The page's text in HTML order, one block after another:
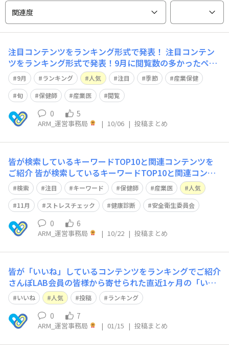
関連度
注目コンテンツをランキング形式で発表！ 注目コンテン
ツをランキング形式で発表！9月に閲覧数の多かったペー
ジをご紹介いたします！■コミュニティ第１位 Q&A｜
＜至急＞脳梗塞再発社員の就業継続について相談第２位
Q&A｜休養室の運用について教えてください第３位 Q&
A｜睡眠障害の受診勧奨への拒否感について■学習コンテ
ン
9月 ランキング 人気 注目 季節
産業保健
旬
保健師 産業医 閲覧
0 5
ARM_運営事務局 | 10/06 | 投稿まとめ
皆が検索しているキーワードTOP10と関連コンテンツを
ご紹介皆が検索しているキーワードTOP10と関連コンテ
ンツをご紹介さんぽLABのサイト内で”検索”ができるのは
ご存じでしょうか？本日は直近で検索数の多かったキーワ
ードTOP10をご紹介します！ランキング検索ワード🥇 1位
ストレスチェック🥈 2位健康診断🥉 3位安全衛生委員会4
位復職支援5位感染症6位長時間
検索 注目 キーワード 保健師 産業医
人気
11月
ストレスチェック 健康診断 安全衛生委員会
0 6
ARM_運営事務局 | 10/22 | 投稿まとめ
皆が「いいね」しているコンテンツをランキングでご紹介
さんぽLAB会員の皆様から寄せられた直近1ヶ月の「いい
ね」をランキング形式でまとめました！いま、現場の皆さ
んがどんなテーマに関心を寄せているのか——その“傾
向”がひと目で分かります。ぜひ、情報収集や日々の業務
のヒントとしてご活用ください。💬コミュニティランキン
いいね 人気 投稿 ランキング
0 7
ARM_運営事務局 | 01/15 | 投稿まとめ